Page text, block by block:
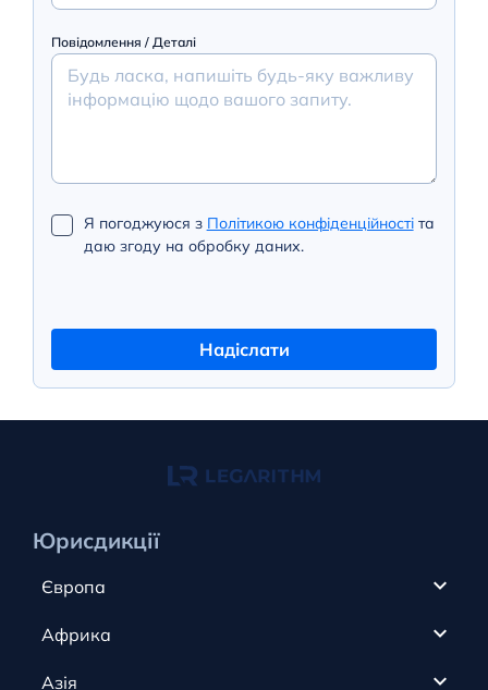
Повідомлення / Деталі
Я погоджуюся з Політикою конфіденційностіта
даю згоду на обробку даних.
Надіслати
Юрисдикції
Європа
Кіпр
Африка
Канада
Азія